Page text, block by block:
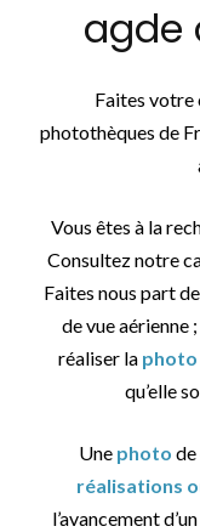
agde
Faites votre
photothèques de
Vous êtes à la
Consultez notre
Faites nous part
de vue
réaliser la photo
qu’elle
Une photo
réalisations
l’avancement